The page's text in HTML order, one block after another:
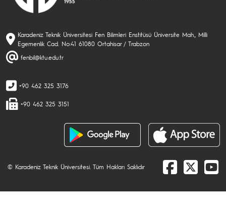
Karadeniz Teknik Üniversitesi Fen Bilimleri Enstitüsü Üniversite Mah., Milli
Egemenlik Cad. No:41 61080 Ortahisar / Trabzon
fenbil@ktu.edu.tr
+90 462 325 3176
+90 462 325 3151
© Karadeniz Teknik Üniversitesi. Tüm Hakları Saklıdır